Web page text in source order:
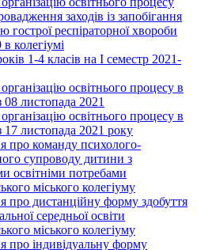
заходів із запобігання
респіраторної хвороби
колегіумі
1-4 класів на І семестр 2021-
освітнього процесу в
08 листопада 2021
освітнього процесу в
17 листопада 2021 року
про команду психолого-
супроводу дитини з
освітніми потребами
міського колегіуму
про дистанційну форму здобуття
середньої освіти
міського колегіуму
про індивідуальну форму